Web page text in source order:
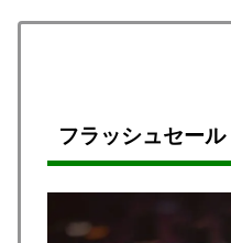
フラッシュセール